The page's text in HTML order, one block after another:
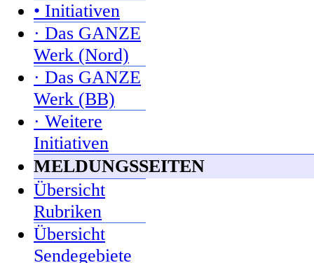
• Initiativen
· Das GANZE
Werk (Nord)
· Das GANZE
Werk (BB)
· Weitere
Initiativen
MELDUNGSSEITEN
Übersicht
Rubriken
Übersicht
Sendegebiete